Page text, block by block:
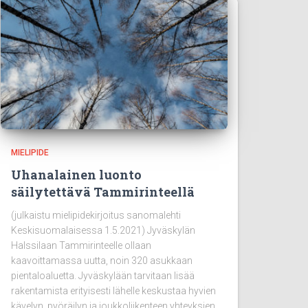
MIELIPIDE
Uhanalainen luonto
säilytettävä Tammirinteellä
(julkaistu mielipidekirjoitus sanomalehti
Keskisuomalaisessa 1.5.2021) Jyväskylän
Halssilaan Tammirinteelle ollaan
kaavoittamassa uutta, noin 320 asukkaan
pientaloaluetta. Jyväskylään tarvitaan lisää
rakentamista erityisesti lähelle keskustaa hyvien